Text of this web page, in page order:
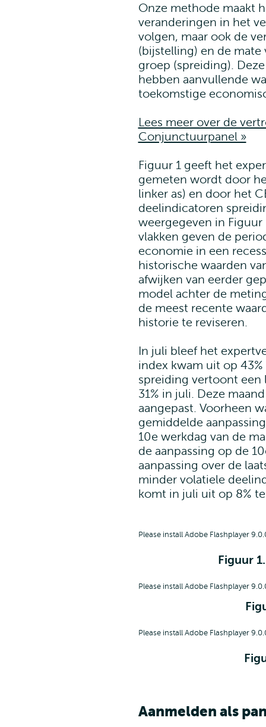
Onze methode maakt
veranderingen in het
volgen, maar ook de
(bijstelling) en de
groep (spreiding).
hebben aanvullende
toekomstige
Lees meer over de
Conjunctuurpanel »
Figuur 1 geeft het
gemeten wordt door
linker as) en door het
deelindicatoren
weergegeven in Figuur
vlakken geven de
economie in een
historische waarden
afwijken van eerder
model achter de
de meest recente
historie te reviseren.
In juli bleef het
index kwam uit op
spreiding vertoont een
31% in juli. Deze
aangepast. Voorheen
gemiddelde
10e werkdag van de
de aanpassing op de
aanpassing over de
minder volatiele
komt in juli uit op 8%
Please install Adobe Flashplayer
Figuur
Please install Adobe Flashplayer
Please install Adobe Flashplayer
Aanmelden als